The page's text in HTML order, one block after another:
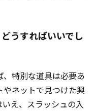
うすればいいでし
特別な道具は必要あ
やネットで見つけた興
え、スラッシュの入